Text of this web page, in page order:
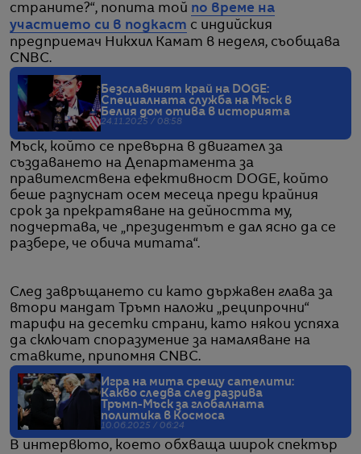
страните?“, попита той по време на
участието си в подкаст с индийския
предприемач Никхил Камат в неделя, съобщава
CNBC.
Безславният край на DOGE:
Специалната служба на Мъск в
Белия дом отива в историята
24.11.2025 / 08:58
Мъск, който се превърна в двигател за
създаването на Департамента за
правителствена ефективност DOGE, който
беше разпуснат осем месеца преди крайния
срок за прекратяване на дейността му,
подчертава, че „президентът е дал ясно да се
разбере, че обича митата“.
След завръщането си като държавен глава за
втори мандат Тръмп наложи „реципрочни“
тарифи на десетки страни, като някои успяха
да сключат споразумение за намаляване на
ставките, припомня CNBC.
Игра на мита срещу сателити:
Какво следва след разрива
Тръмп-Мъск за глобалната
политика в Космоса
10.06.2025 / 06:24
В интервюто, което обхваща широк спектър